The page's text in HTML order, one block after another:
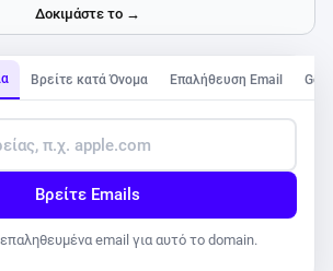
Δοκιμάστε το →
Βρείτε κατά Όνομα Επαλήθευση Email
Βρείτε Emails
email για αυτό το domain.